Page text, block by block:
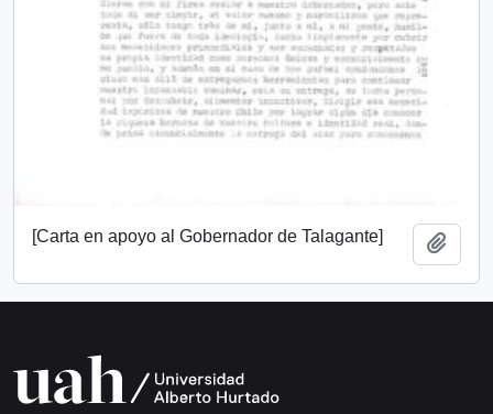
[Carta en apoyo al Gobernador de Talagante]